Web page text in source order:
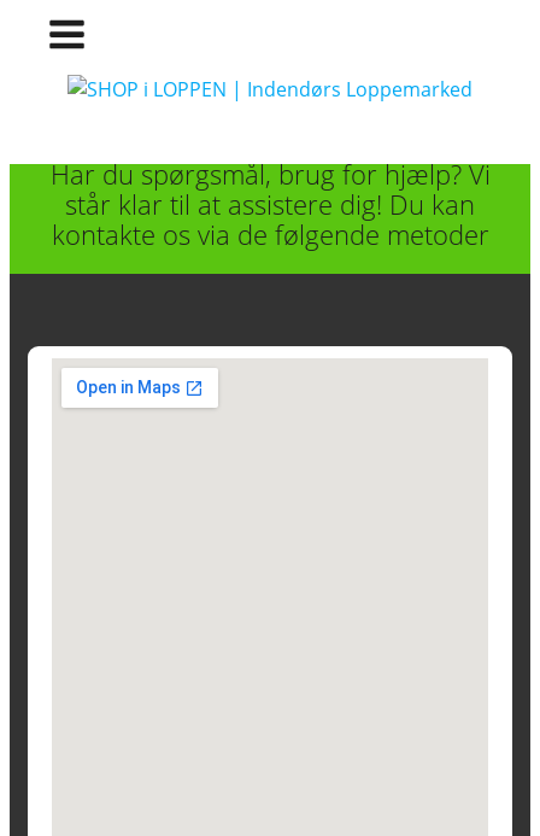
Har du spørgsmål, brug for hjælp? Vi
står klar til at assistere dig! Du kan
kontakte os via de følgende metoder